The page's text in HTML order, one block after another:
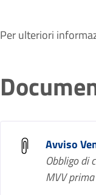
Per ulteriori
Avviso
Obbligo di
MVV